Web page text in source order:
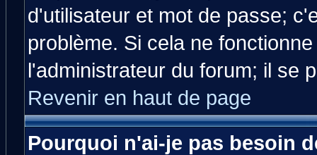
d'utilisateur et mot de passe;
problème. Si cela ne
l'administrateur du forum; il se
Revenir en haut de page
Pourquoi n'ai-je pas besoin